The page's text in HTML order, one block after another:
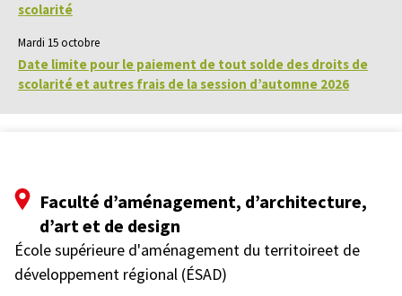
scolarité
Mardi 15 octobre
Date limite pour le paiement de tout solde des droits de
scolarité et autres frais de la session d’automne 2026
Faculté d’aménagement, d’architecture,
d’art et de design
École supérieure d'aménagement du territoireet de
développement régional (ÉSAD)